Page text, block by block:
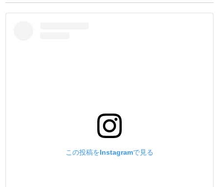
又、他社製品の様に、革屑が詰まって穴が開かないストレ
スもありません。
他社製品の様に、最初だけの切れ味を重視した、薄く耐久
性の無い刃先ではありません。
この投稿をInstagramで見る